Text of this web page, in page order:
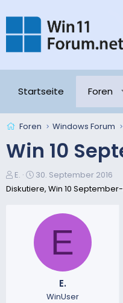
Startseite Foren
Foren Windows Forum
Win 10
E
r
E.
E
r
e
l
t
30. September 2016
Diskutiere, Win 10
E
E.
WinUser